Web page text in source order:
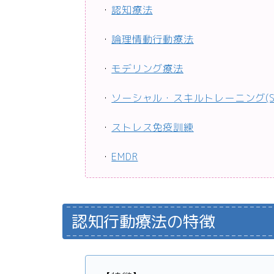
・ 認知療法
・ 論理情動行動療法
・ モデリング療法
・ ソーシャル・スキルトレーニング
・ ストレス免疫訓練
・ EMDR
認知行動療法の特徴